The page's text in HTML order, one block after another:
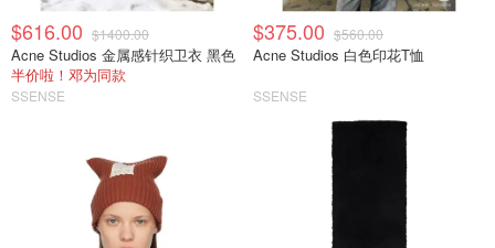
$616.00 $1400.00
Acne Studios 金属感针织卫衣 黑色
半价啦！邓为同款
SSENSE
$375.00 $560.00
Acne Studios 白色印花T恤
SSENSE